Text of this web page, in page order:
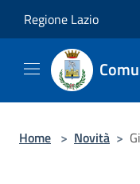
Regione Lazio
Home > Novità >